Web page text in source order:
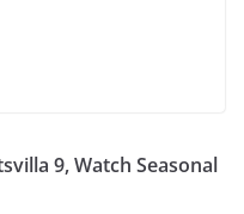
9, Watch Seasonal